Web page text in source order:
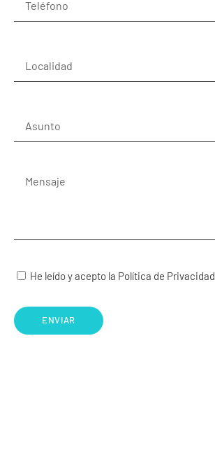
He leído y acepto la Política de Privacidad
ENVIAR